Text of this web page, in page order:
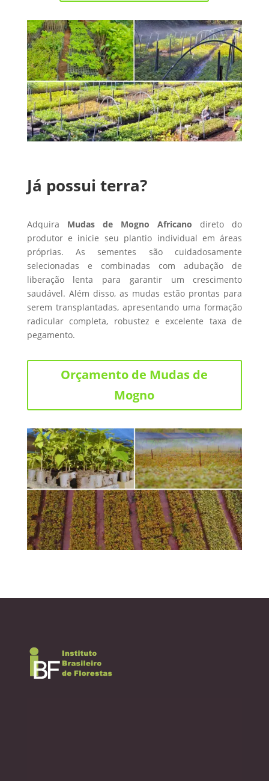
Já possui terra?
Adquira Mudas de Mogno Africano direto do
produtor e inicie seu plantio individual em áreas
próprias. As sementes são cuidadosamente
selecionadas e combinadas com adubação de
liberação lenta para garantir um crescimento
saudável. Além disso, as mudas estão prontas para
serem transplantadas, apresentando uma formação
radicular completa, robustez e excelente taxa de
pegamento.
Orçamento de Mudas de
Mogno